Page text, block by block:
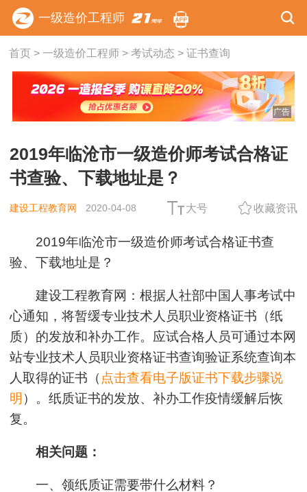
一级造价工程师
首页> 一级造价工程师> 考试动态 > 证书查询
广告
2019年临沧市一级造价师考试合格证
书查验、下载地址是？
建设工程教育网 2020-04-08 大号 收藏资讯
2019年临沧市一级造价师考试合格证书查
验、下载地址是？
建设工程教育网：根据人社部中国人事考试中
心通知，将暂缓专业技术人员职业资格证书（纸
质）的发放和补办工作。应试合格人员可通过本网
站专业技术人员职业资格证书查询验证系统查询本
人取得的证书（ 点击查看电子版证书下载步骤说
明 ）。纸质证书的发放、补办工作疫情缓解后恢
复。
相关问题：
一、领纸质证需要带什么材料？